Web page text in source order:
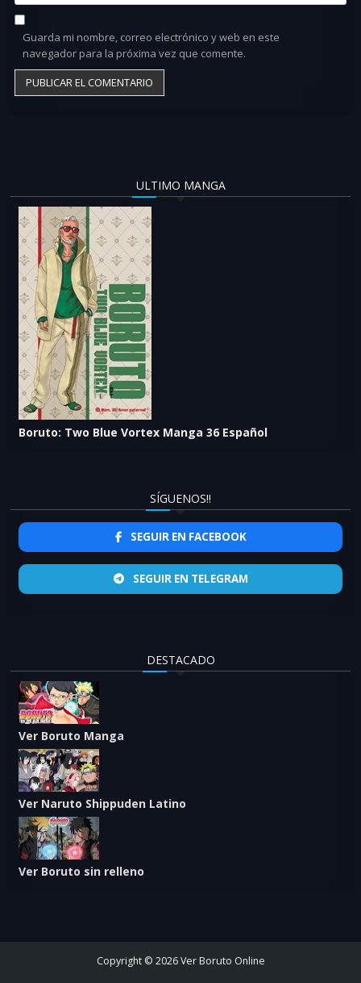
Guarda mi nombre, correo electrónico y web en este
navegador para la próxima vez que comente.
ULTIMO MANGA
Boruto: Two Blue Vortex Manga 36 Español
SÍGUENOS!!
SEGUIR EN FACEBOOK
SEGUIR EN TELEGRAM
DESTACADO
Ver Boruto Manga
Ver Naruto Shippuden Latino
Ver Boruto sin relleno
Copyright © 2026 Ver Boruto Online